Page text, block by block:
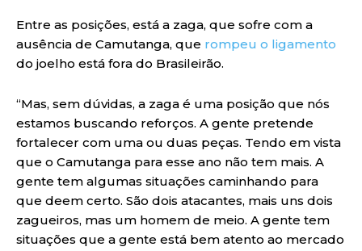
Entre as posições, está a zaga, que sofre com a
ausência de Camutanga, que rompeu o ligamento
do joelho está fora do Brasileirão.
“Mas, sem dúvidas, a zaga é uma posição que nós
estamos buscando reforços. A gente pretende
fortalecer com uma ou duas peças. Tendo em vista
que o Camutanga para esse ano não tem mais. A
gente tem algumas situações caminhando para
que deem certo. São dois atacantes, mais uns dois
zagueiros, mas um homem de meio. A gente tem
situações que a gente está bem atento ao mercado